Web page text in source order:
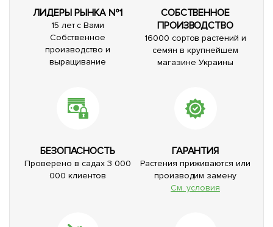
ЛИДЕРЫ РЫНКА №1
15 лет с Вами
Собственное
производство и
выращивание
СОБСТВЕННОЕ
ПРОИЗВОДСТВО
16000 сортов растений и
семян в крупнейшем
магазине Украины
БЕЗОПАСНОСТЬ
Проверено в садах 3 000
000 клиентов
ГАРАНТИЯ
Растения приживаются или
производим замену
См. условия